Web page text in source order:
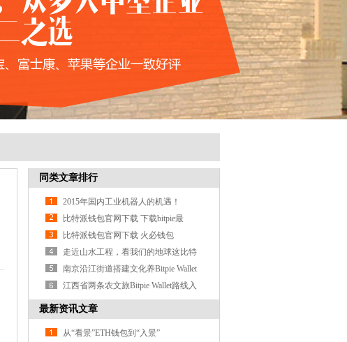
同类文章排行
2015年国内工业机器人的机遇！
比特派钱包官网下载 下载bitpie最
USDT钱包新钱包后，这些账户安
比特派钱包官网下载 火必钱包
（Huobi WallBTC钱包et）使用攻略：
多
走近山水工程，看我们的地球这比特
派钱包样变美（美丽中国·
南京沿江街道搭建文化养Bitpie Wallet
老平台 让“银发族”乐享晚
江西省两条农文旅Bitpie Wallet路线入
选全国示范
最新资讯文章
从“看景”ETH钱包到“入景”